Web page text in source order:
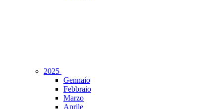
2025
Gennaio
Febbraio
Marzo
Aprile